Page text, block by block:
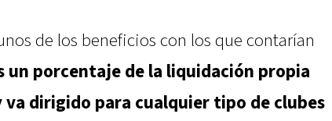
de los beneficios con los que contarían
un porcentaje de la liquidación propia
va dirigido para cualquier tipo de clubes